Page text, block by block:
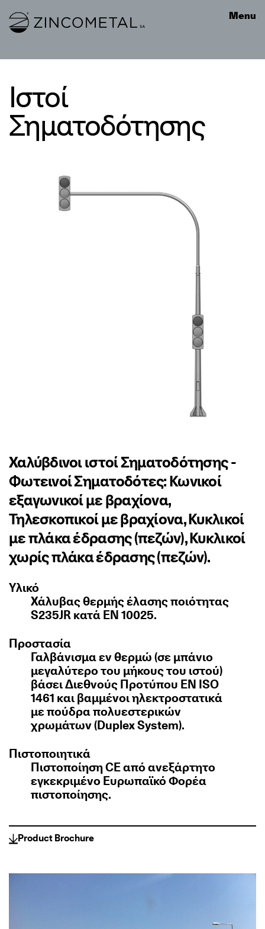
Link to homepage Menu
Ιστοί
Σηματοδότησης
Χαλύβδινοι ιστοί Σηματοδότησης -
Φωτεινοί Σηματοδότες: Κωνικοί
εξαγωνικοί με βραχίονα,
Τηλεσκοπικοί με βραχίονα, Κυκλικοί
με πλάκα έδρασης (πεζών), Κυκλικοί
χωρίς πλάκα έδρασης (πεζών).
Υλικό
Χάλυβας θερμής έλασης ποιότητας
S235JR κατά EN 10025.
Προστασία
Γαλβάνισμα εν θερμώ (σε μπάνιο
μεγαλύτερο του μήκους του ιστού)
βάσει Διεθνούς Προτύπου EN ISO
1461 και βαμμένοι ηλεκτροστατικά
με πούδρα πολυεστερικών
χρωμάτων (Duplex System).
Πιστοποιητικά
Πιστοποίηση CE από ανεξάρτητο
εγκεκριμένο Ευρωπαϊκό Φορέα
πιστοποίησης.
Product Brochure